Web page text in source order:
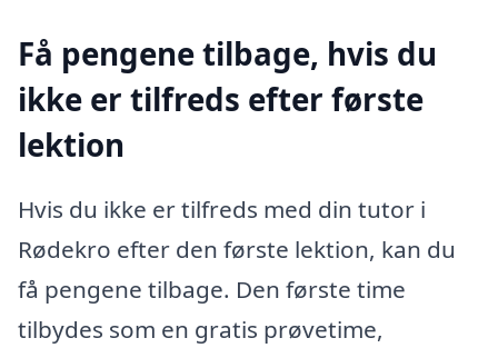
Få pengene tilbage, hvis du
ikke er tilfreds efter første
lektion
Hvis du ikke er tilfreds med din tutor i
Rødekro efter den første lektion, kan du
få pengene tilbage. Den første time
tilbydes som en gratis prøvetime,